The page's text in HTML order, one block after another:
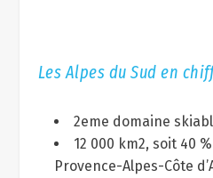
Les Alpes du Sud en
2eme domaine
12 000 km2, soit 40
Provence-Alpes-Côte